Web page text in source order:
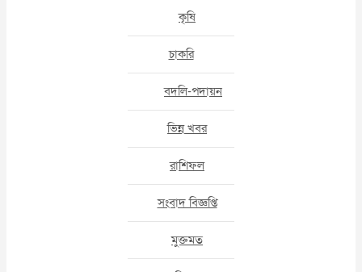
কৃষি
চাকরি
বদলি-পদায়ন
ভিন্ন খবর
রাশিফল
সংবাদ বিজ্ঞপ্তি
মুক্তমত